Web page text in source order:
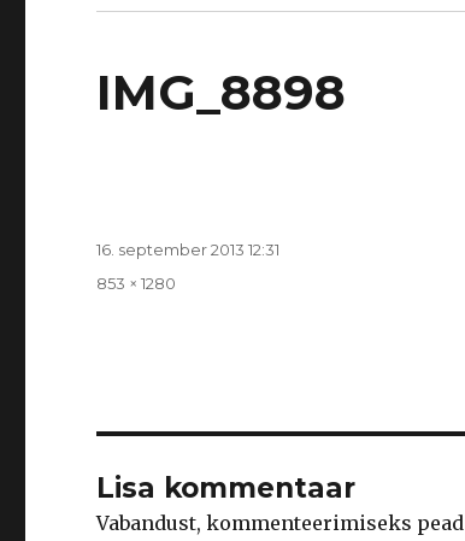
IMG_8898
Postitatud
16. september 2013 12:31
Täissuurus
853 × 1280
Lisa kommentaar
Vabandust, kommenteerimiseks pead